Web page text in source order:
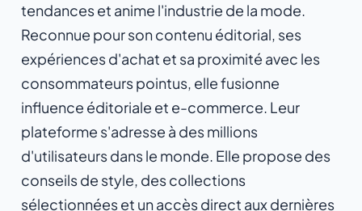
tendances et anime l'industrie de la mode.
Reconnue pour son contenu éditorial, ses
expériences d'achat et sa proximité avec les
consommateurs pointus, elle fusionne
influence éditoriale et e-commerce. Leur
plateforme s'adresse à des millions
d'utilisateurs dans le monde. Elle propose des
conseils de style, des collections
sélectionnées et un accès direct aux dernières